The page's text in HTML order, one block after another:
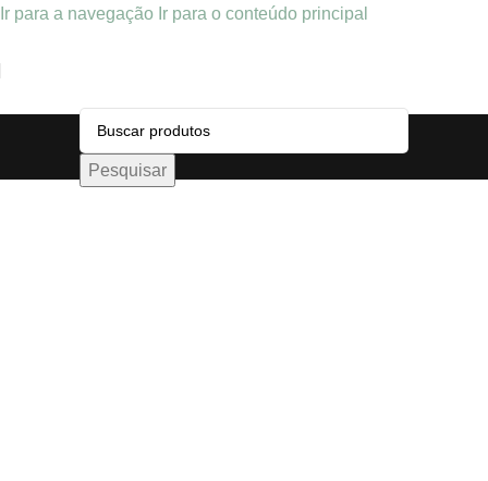
Ir para a navegação Ir para o conteúdo principal
Pesquisar